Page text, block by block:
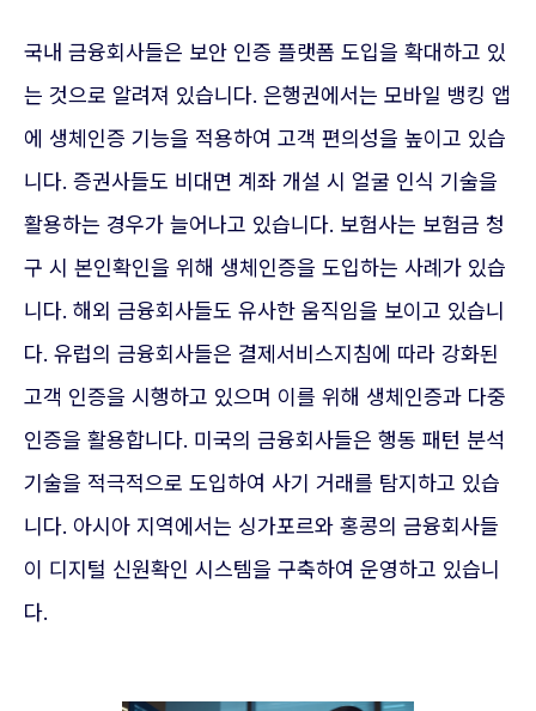
국내 금융회사들은 보안 인증 플랫폼 도입을 확대하고 있
는 것으로 알려져 있습니다. 은행권에서는 모바일 뱅킹 앱
에 생체인증 기능을 적용하여 고객 편의성을 높이고 있습
니다. 증권사들도 비대면 계좌 개설 시 얼굴 인식 기술을
활용하는 경우가 늘어나고 있습니다. 보험사는 보험금 청
구 시 본인확인을 위해 생체인증을 도입하는 사례가 있습
니다. 해외 금융회사들도 유사한 움직임을 보이고 있습니
다. 유럽의 금융회사들은 결제서비스지침에 따라 강화된
고객 인증을 시행하고 있으며 이를 위해 생체인증과 다중
인증을 활용합니다. 미국의 금융회사들은 행동 패턴 분석
기술을 적극적으로 도입하여 사기 거래를 탐지하고 있습
니다. 아시아 지역에서는 싱가포르와 홍콩의 금융회사들
이 디지털 신원확인 시스템을 구축하여 운영하고 있습니
다.